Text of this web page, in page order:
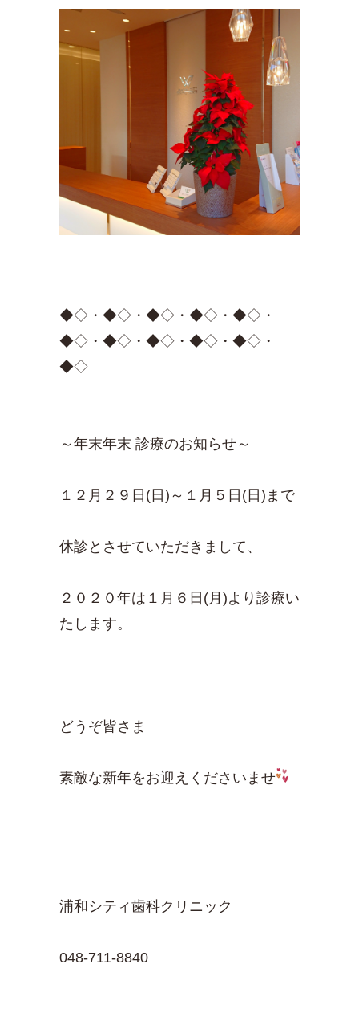
◆◇・◆◇・◆◇・◆◇・◆◇・
◆◇・◆◇・◆◇・◆◇・◆◇・
◆◇
～年末年末 診療のお知らせ～
１２月２９日(日)～１月５日(日)まで
休診とさせていただきまして、
２０２０年は１月６日(月)より診療い
たします。
どうぞ皆さま
素敵な新年をお迎えくださいませ
浦和シティ歯科クリニック
048-711-8840